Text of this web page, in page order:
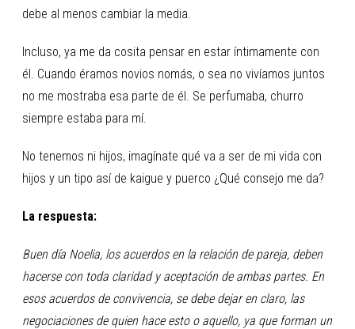
debe al menos cambiar la media.
Incluso, ya me da cosita pensar en estar íntimamente con
él. Cuando éramos novios nomás, o sea no vivíamos juntos
no me mostraba esa parte de él. Se perfumaba, churro
siempre estaba para mí.
No tenemos ni hijos, imagínate qué va a ser de mi vida con
hijos y un tipo así de kaigue y puerco ¿Qué consejo me da?
La respuesta:
Buen día Noelia, los acuerdos en la relación de pareja, deben
hacerse con toda claridad y aceptación de ambas partes. En
esos acuerdos de convivencia, se debe dejar en claro, las
negociaciones de quien hace esto o aquello, ya que forman un